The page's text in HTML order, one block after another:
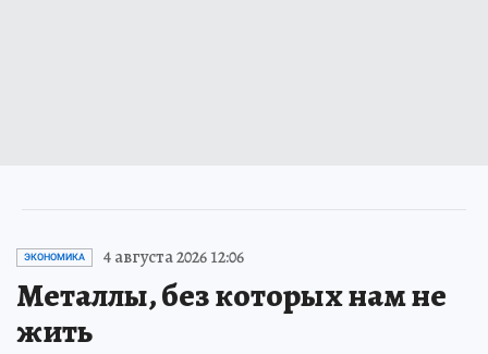
ЭКОНОМИКА 4 августа 2026 12:06
Металлы, без которых нам не
жить